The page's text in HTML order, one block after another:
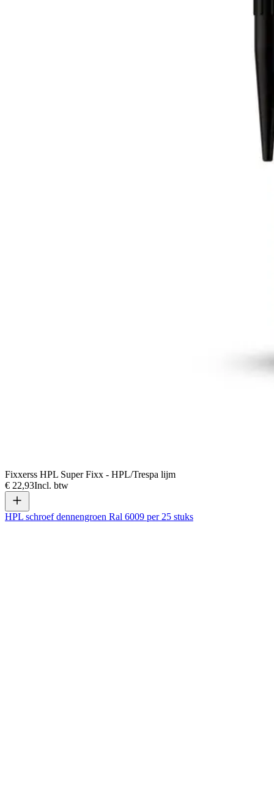
Fixxerss HPL Super Fixx - HPL/Trespa lijm
€ 22,93Incl. btw
HPL schroef dennengroen Ral 6009 per 25 stuks